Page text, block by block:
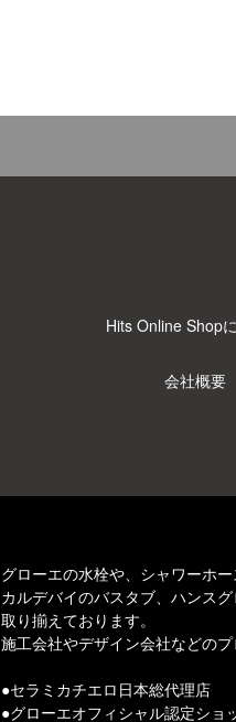
Hits Online Shop
会社概要
グローエの水栓や、シャワーホ
カルデバイのバスタブ、ハンス
取り揃えております。
施工会社やデザイン会社などの
セラミカチエロ日本総代理店
グローエオフィシャル認定ショ